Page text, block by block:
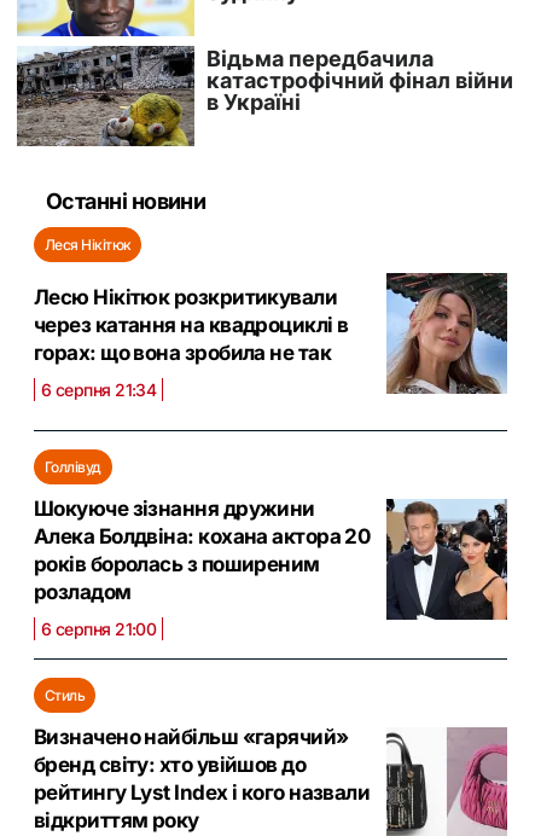
Останні новини
Леся Нікітюк
Лесю Нікітюк розкритикували
через катання на квадроциклі в
горах: що вона зробила не так
6 серпня 21:34
Голлівуд
Шокуюче зізнання дружини
Алека Болдвіна: кохана актора 20
років боролась з поширеним
розладом
6 серпня 21:00
Стиль
Визначено найбільш «гарячий»
бренд світу: хто увійшов до
рейтингу Lyst Index і кого назвали
відкриттям року